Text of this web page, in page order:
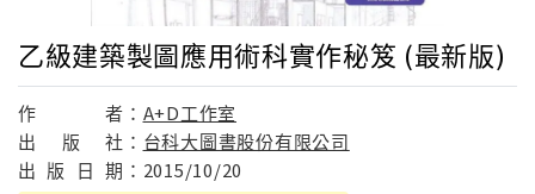
乙級建築製圖應用術科實作秘笈 (最新版)
作 者： A+D工作室
出
版 社： 台科大圖書股份有限公司
出 版 日 期： 2015/10/20